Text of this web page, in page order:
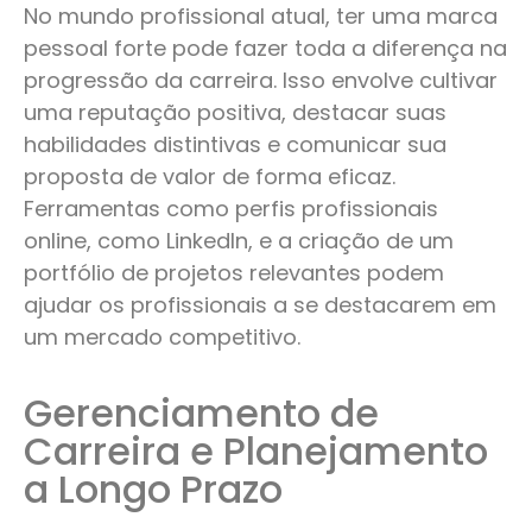
No mundo profissional atual, ter uma marca
pessoal forte pode fazer toda a diferença na
progressão da carreira. Isso envolve cultivar
uma reputação positiva, destacar suas
habilidades distintivas e comunicar sua
proposta de valor de forma eficaz.
Ferramentas como perfis profissionais
online, como LinkedIn, e a criação de um
portfólio de projetos relevantes podem
ajudar os profissionais a se destacarem em
um mercado competitivo.
Gerenciamento de
Carreira e Planejamento
a Longo Prazo​